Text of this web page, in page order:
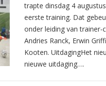
trapte dinsdag 4
eerste training. Dat
onder leiding van
Andries Ranck, Erwin
Kooten. UitdagingHet
nieuwe uitdaging….